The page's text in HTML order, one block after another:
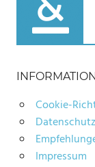
Cookie-
Impressum